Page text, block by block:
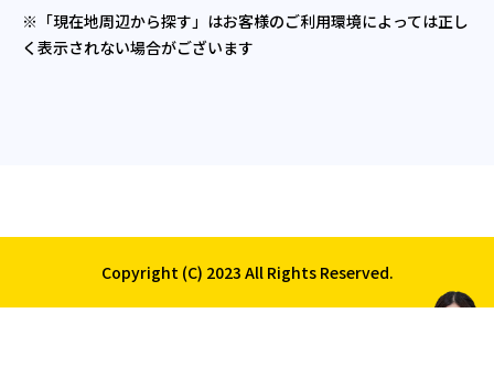
電話で相談する
作業予約する
※「現在地周辺から探す」はお客様のご利用環境によっては正し
く表示されない場合がございます
Copyright (C) 2023 All Rights Reserved.